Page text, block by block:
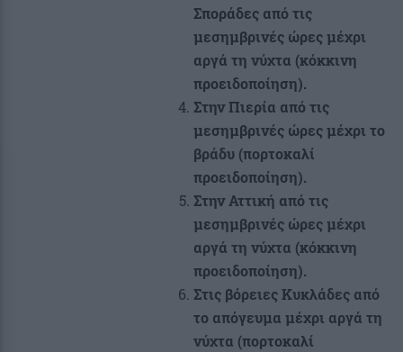
Σποράδες από τις
μεσημβρινές ώρες μέχρι
αργά τη νύχτα (κόκκινη
προειδοποίηση).
Στην Πιερία από τις
μεσημβρινές ώρες μέχρι το
βράδυ (πορτοκαλί
προειδοποίηση).
Στην Αττική από τις
μεσημβρινές ώρες μέχρι
αργά τη νύχτα (κόκκινη
προειδοποίηση).
Στις βόρειες Κυκλάδες από
το απόγευμα μέχρι αργά τη
νύχτα (πορτοκαλί